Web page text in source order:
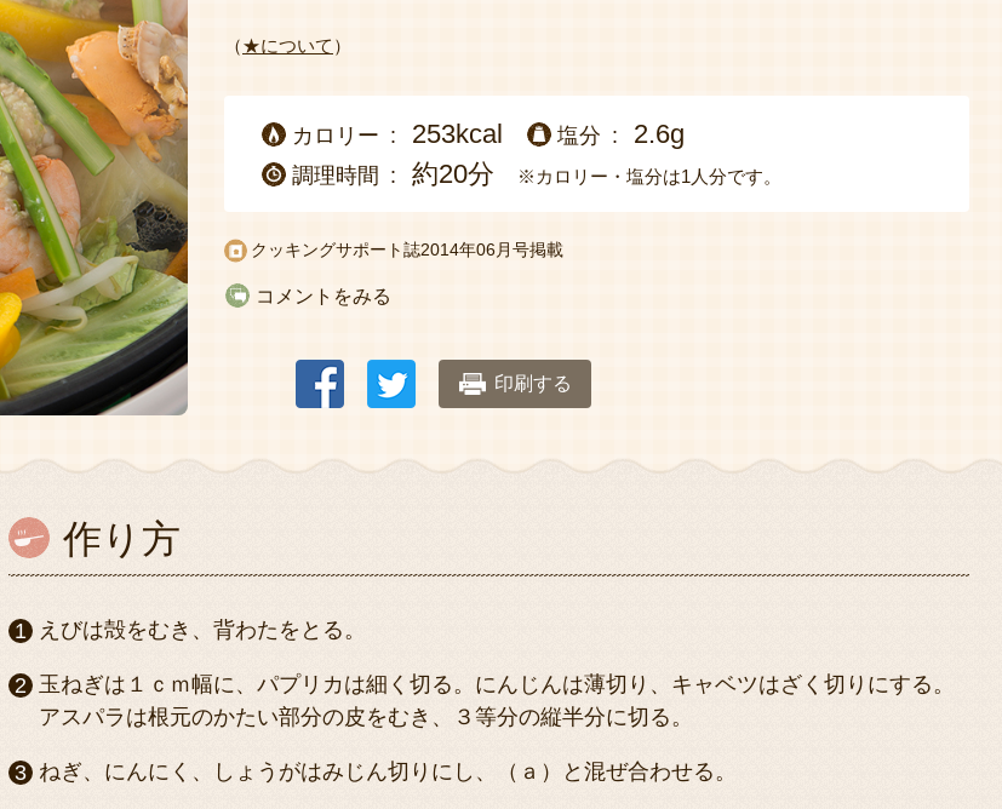
（★について ）
カロリー 253kcal 塩分 2.6g
調理時間 約20分 ※カロリー・塩分は1人分です。
クッキングサポート誌2014年06月号掲載
コメントをみる
印刷する
作り方
えびは殻をむき、背わたをとる。
玉ねぎは１ｃｍ幅に、パプリカは細く切る。にんじんは薄切り、キャベツはざく切りにする。
アスパラは根元のかたい部分の皮をむき、３等分の縦半分に切る。
ねぎ、にんにく、しょうがはみじん切りにし、（ａ）と混ぜ合わせる。